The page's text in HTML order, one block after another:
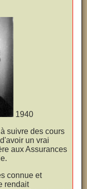
1940
suivre des cours
un vrai
aux Assurances
connue et
rendait